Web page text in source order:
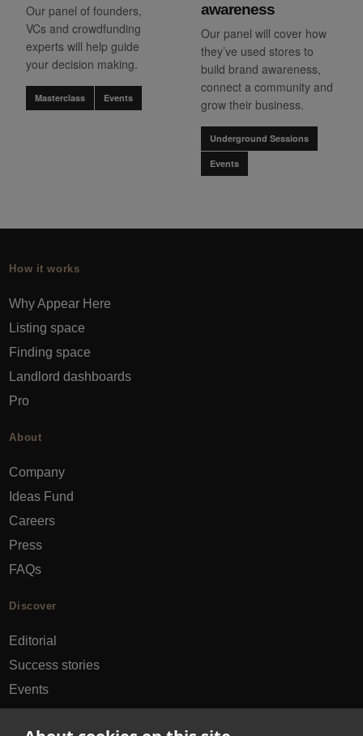
Our panel of founders,
VCs and crowdfunding
experts will help guide
your decision making.
Masterclass Events
awareness
Our panel will cover how
they’ve used stores to
build brand awareness,
connect a community and
grow their business.
Underground Sessions
Events
How it works
Why Appear Here
Listing space
Finding space
Landlord dashboards
Pro
About
Company
Ideas Fund
Careers
Press
FAQs
Discover
Editorial
Success stories
Events